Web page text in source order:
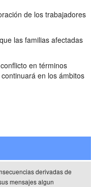
de los trabajadores
las familias afectadas
en términos
en los ámbitos
derivadas de
mensajes algun